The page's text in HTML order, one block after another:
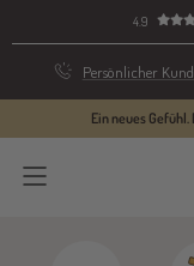
4.9
Persönlicher
Ein neues
Navigation